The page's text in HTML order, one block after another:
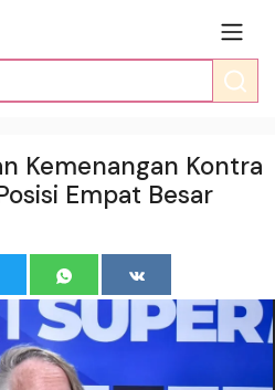
Kemenangan Kontra
Empat Besar